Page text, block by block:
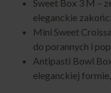
Sweet Box 3 M –
eleganckie
Mini Sweet
do porannych i
Antipasti Bowl
eleganckiej